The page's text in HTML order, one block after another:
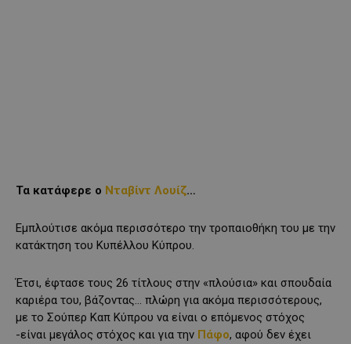
Τα κατάφερε ο Νταβίντ Λουίζ…
Εμπλούτισε ακόμα περισσότερο την τροπαιοθήκη του με την
κατάκτηση του Κυπέλλου Κύπρου.
Έτσι, έφτασε τους 26 τίτλους στην «πλούσια» και σπουδαία
καριέρα του, βάζοντας… πλώρη για ακόμα περισσότερους,
με το Σούπερ Καπ Κύπρου να είναι ο επόμενος στόχος
-είναι μεγάλος στόχος και για την Πάφο, αφού δεν έχει